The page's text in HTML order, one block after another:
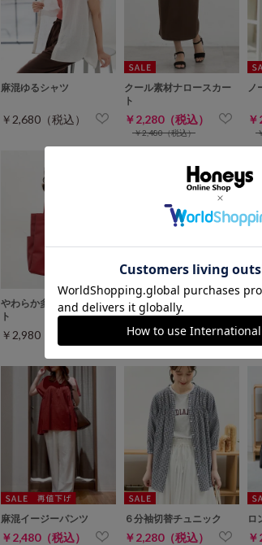
麻混ゆるシャツ
￥2,680（税込）
クール素材ナロースカー
ト
￥2,280（税込）
￥2,480（税込）
ノ
やわらか多ポケットトー
ト
￥2,980（税込）
クールデニムワンピース
￥2,280（税込）
￥3,480（税込）
￥
麻混イージーパンツ
￥2,480（税込）
６分袖切替チュニック
￥2,280（税込）
ロ